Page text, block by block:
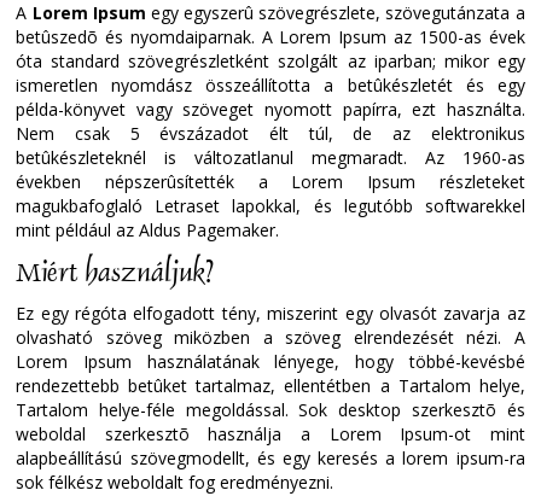
A Lorem Ipsum egy egyszerû szövegrészlete, szövegutánzata a
betûszedõ és nyomdaiparnak. A Lorem Ipsum az 1500-as évek
óta standard szövegrészletként szolgált az iparban; mikor egy
ismeretlen nyomdász összeállította a betûkészletét és egy
példa-könyvet vagy szöveget nyomott papírra, ezt használta.
Nem csak 5 évszázadot élt túl, de az elektronikus
betûkészleteknél is változatlanul megmaradt. Az 1960-as
években népszerûsítették a Lorem Ipsum részleteket
magukbafoglaló Letraset lapokkal, és legutóbb softwarekkel
mint például az Aldus Pagemaker.
Miért használjuk?
Ez egy régóta elfogadott tény, miszerint egy olvasót zavarja az
olvasható szöveg miközben a szöveg elrendezését nézi. A
Lorem Ipsum használatának lényege, hogy többé-kevésbé
rendezettebb betûket tartalmaz, ellentétben a Tartalom helye,
Tartalom helye-féle megoldással. Sok desktop szerkesztõ és
weboldal szerkesztõ használja a Lorem Ipsum-ot mint
alapbeállítású szövegmodellt, és egy keresés a lorem ipsum-ra
sok félkész weboldalt fog eredményezni.